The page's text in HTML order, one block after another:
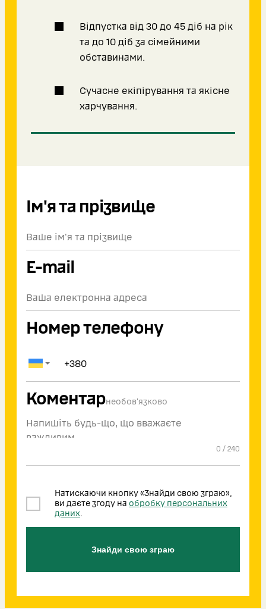
Відпустка від 30 до 45 діб на рік
та до 10 діб за сімейними
обставинами.
Сучасне екіпірування та якісне
харчування.
Ім'я та прізвище
E-mail
Номер телефону
Коментарнеобов'язково
0 / 240
Натискаючи кнопку «Знайди свою зграю»,
ви даєте згоду на обробку персональних
даних.
Знайди свою зграю